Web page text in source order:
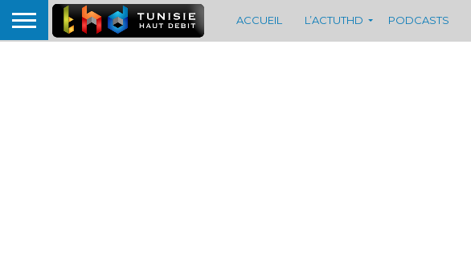
ACCUEIL L’ACTUTHD PODCASTS